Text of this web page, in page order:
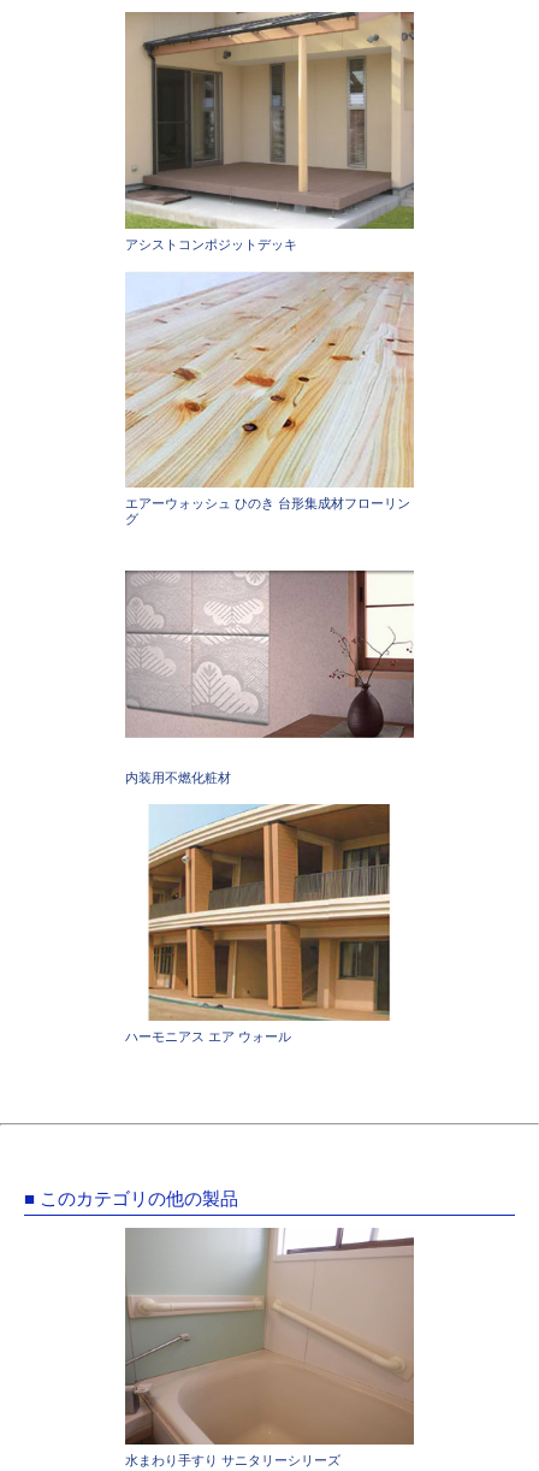
アシストコンポジットデッキ
エアーウォッシュ ひのき 台形集成材フローリン
グ
内装用不燃化粧材
ハーモニアス エア ウォール
■ このカテゴリの他の製品
水まわり手すり サニタリーシリーズ